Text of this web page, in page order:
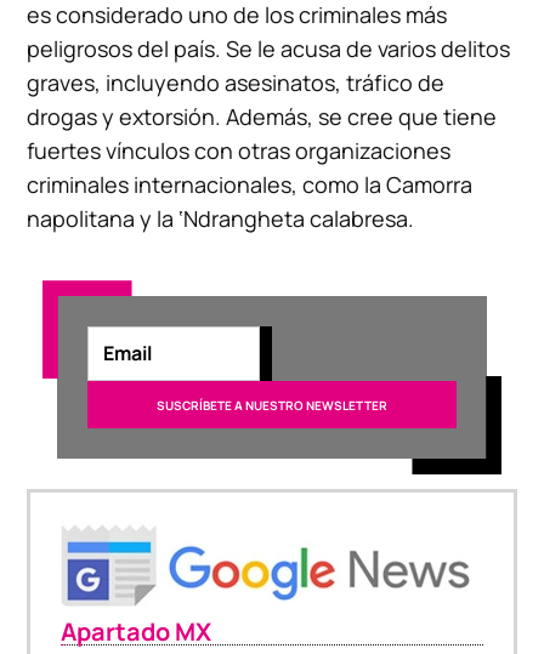
es considerado uno de los criminales más
peligrosos del país. Se le acusa de varios delitos
graves, incluyendo asesinatos, tráfico de
drogas y extorsión. Además, se cree que tiene
fuertes vínculos con otras organizaciones
criminales internacionales, como la Camorra
napolitana y la ‘Ndrangheta calabresa.
Apartado MX